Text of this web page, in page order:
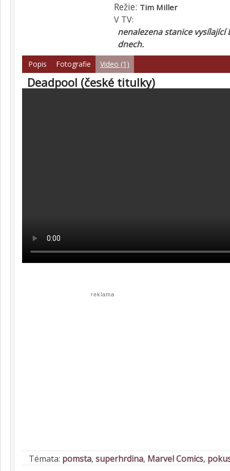
Režie: Tim Miller
V TV:
nenalezena stanice
dnech.
Popis Fotografie Video (1)
Deadpool (české titulky)
reklama
Témata: pomsta, superhrdina, Marvel Comics,